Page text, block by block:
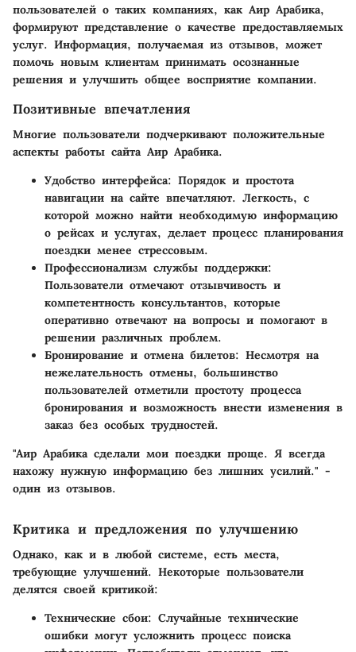
пользователей о таких компаниях, как Аир Арабика,
формируют представление о качестве предоставляемых
услуг. Информация, получаемая из отзывов, может
помочь новым клиентам принимать осознанные
решения и улучшить общее восприятие компании.
Позитивные впечатления
Многие пользователи подчеркивают положительные
аспекты работы сайта Аир Арабика.
Удобство интерфейса: Порядок и простота
навигации на сайте впечатляют. Легкость, с
которой можно найти необходимую информацию
о рейсах и услугах, делает процесс планирования
поездки менее стрессовым.
Профессионализм службы поддержки:
Пользователи отмечают отзывчивость и
компетентность консультантов, которые
оперативно отвечают на вопросы и помогают в
решении различных проблем.
Бронирование и отмена билетов: Несмотря на
нежелательность отмены, большинство
пользователей отметили простоту процесса
бронирования и возможность внести изменения в
заказ без особых трудностей.
"Аир Арабика сделали мои поездки проще. Я всегда
нахожу нужную информацию без лишних усилий." -
один из отзывов.
Критика и предложения по улучшению
Однако, как и в любой системе, есть места,
требующие улучшений. Некоторые пользователи
делятся своей критикой:
Технические сбои: Случайные технические
ошибки могут усложнить процесс поиска